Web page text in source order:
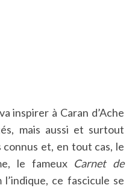
inspirer à Caran d’Ache
mais aussi et surtout
connus et, en tout cas, le
le fameux Carnet de
l’indique, ce fascicule se